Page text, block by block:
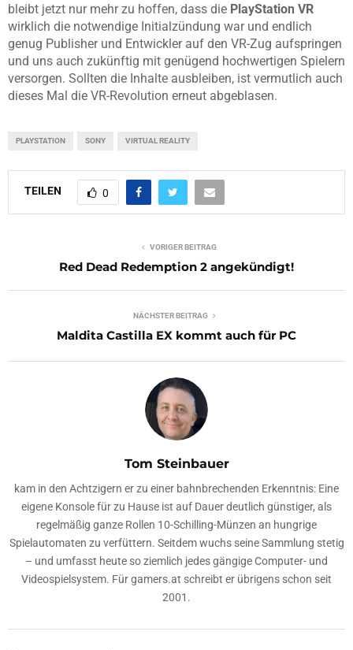
bleibt jetzt nur mehr zu hoffen, dass die PlayStation VR
wirklich die notwendige Initialzündung war und endlich
genug Publisher und Entwickler auf den VR-Zug aufspringen
und uns auch zukünftig mit genügend hochwertigen Spielern
versorgen. Sollten die Inhalte ausbleiben, ist vermutlich auch
dieses Mal die VR-Revolution erneut abgeblasen.
PLAYSTATION SONY VIRTUAL REALITY
TEILEN 0
VORIGER BEITRAG
Red Dead Redemption 2 angekündigt!
NÄCHSTER BEITRAG
Maldita Castilla EX kommt auch für PC
Tom Steinbauer
kam in den Achtzigern er zu einer bahnbrechenden Erkenntnis: Eine
eigene Konsole für zu Hause ist auf Dauer deutlich günstiger, als
regelmäßig ganze Rollen 10-Schilling-Münzen an hungrige
Spielautomaten zu verfüttern. Seitdem wuchs seine Sammlung stetig
– und umfasst heute so ziemlich jedes gängige Computer- und
Videospielsystem. Für gamers.at schreibt er übrigens schon seit
2001.